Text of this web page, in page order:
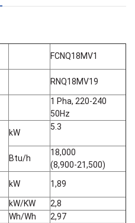
FCNQ18MV1
RNQ18MV19
1 Pha, 220-240
50Hz
kW
5.3
Btu/h
18,000
(8,900-21,500)
kW 1,89
kW/KW
2,8
Wh/Wh 2,97